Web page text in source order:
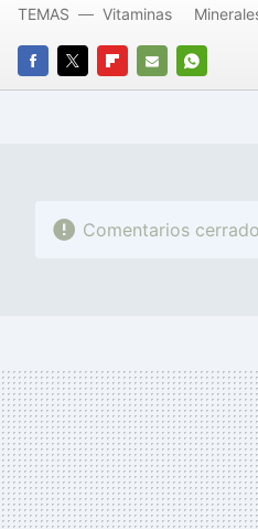
FACEBOOK
TWITTERFLIPBOARD
E-
TEMAS Vitaminas
Comentarios